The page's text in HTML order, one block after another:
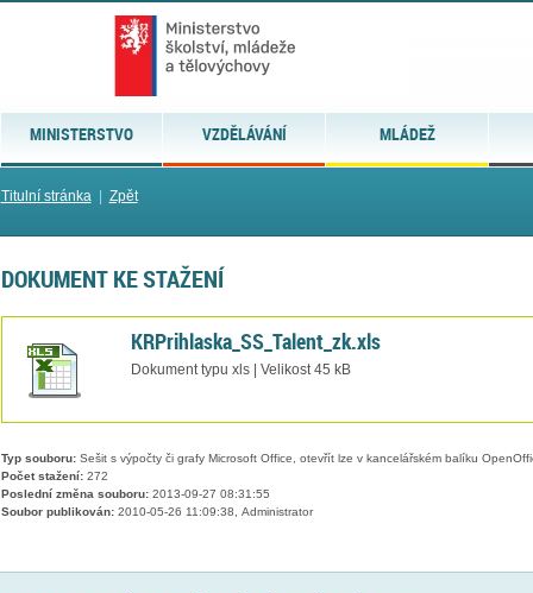
MINISTERSTVO VZDĚLÁVÁNÍ MLÁDEŽ
Titulní stránka| Zpět
DOKUMENT KE STAŽENÍ
KRPrihlaska_SS_Talent_zk.xls
Dokument typu xls | Velikost 45 kB
Typ souboru:Sešit s výpočty či grafy Microsoft Office, otevřít lze v kancelářském balíku
Počet stažení:272
Poslední změna souboru:2013-09-27 08:31:55
Soubor publikován:2010-05-26 11:09:38, Administrator